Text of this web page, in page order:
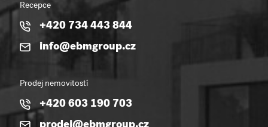
Recepce
+420 734 443 844
info@ebmgroup.cz
Prodej nemovitostí
+420 603 190 703